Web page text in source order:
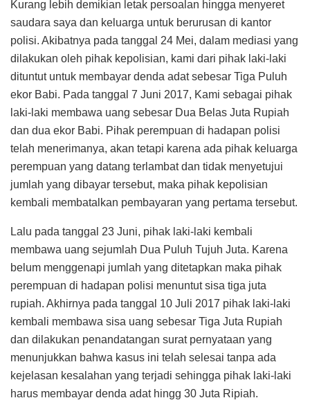
Kurang lebih demikian letak persoalan hingga menyeret
saudara saya dan keluarga untuk berurusan di kantor
polisi. Akibatnya pada tanggal 24 Mei, dalam mediasi yang
dilakukan oleh pihak kepolisian, kami dari pihak laki-laki
dituntut untuk membayar denda adat sebesar Tiga Puluh
ekor Babi. Pada tanggal 7 Juni 2017, Kami sebagai pihak
laki-laki membawa uang sebesar Dua Belas Juta Rupiah
dan dua ekor Babi. Pihak perempuan di hadapan polisi
telah menerimanya, akan tetapi karena ada pihak keluarga
perempuan yang datang terlambat dan tidak menyetujui
jumlah yang dibayar tersebut, maka pihak kepolisian
kembali membatalkan pembayaran yang pertama tersebut.
Lalu pada tanggal 23 Juni, pihak laki-laki kembali
membawa uang sejumlah Dua Puluh Tujuh Juta. Karena
belum menggenapi jumlah yang ditetapkan maka pihak
perempuan di hadapan polisi menuntut sisa tiga juta
rupiah. Akhirnya pada tanggal 10 Juli 2017 pihak laki-laki
kembali membawa sisa uang sebesar Tiga Juta Rupiah
dan dilakukan penandatangan surat pernyataan yang
menunjukkan bahwa kasus ini telah selesai tanpa ada
kejelasan kesalahan yang terjadi sehingga pihak laki-laki
harus membayar denda adat hingg 30 Juta Ripiah.